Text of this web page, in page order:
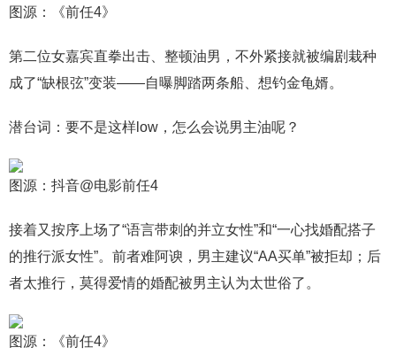
图源：《前任4》
第二位女嘉宾直拳出击、整顿油男，不外紧接就被编剧栽种
成了“缺根弦”变装——自曝脚踏两条船、想钓金龟婿。
潜台词：要不是这样low，怎么会说男主油呢？
图源：抖音@电影前任4
接着又按序上场了“语言带刺的并立女性”和“一心找婚配搭子
的推行派女性”。前者难阿谀，男主建议“AA买单”被拒却；后
者太推行，莫得爱情的婚配被男主认为太世俗了。
图源：《前任4》